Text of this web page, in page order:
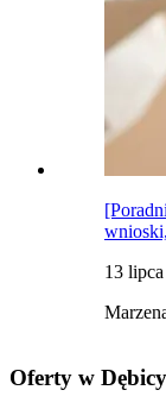
13
Oferty w Dębicy